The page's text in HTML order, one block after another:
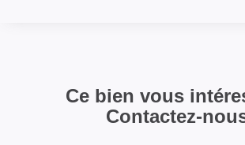
Ce bien vous
Contactez-